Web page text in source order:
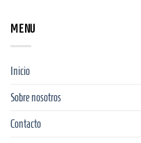
MENU
Inicio
Sobre nosotros
Contacto